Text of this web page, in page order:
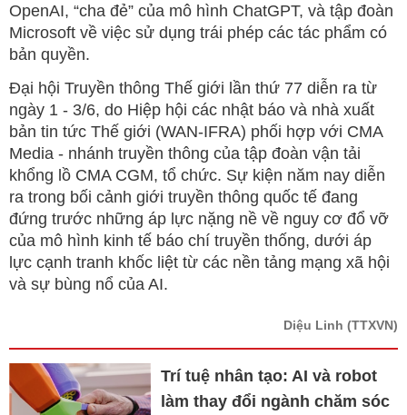
OpenAI, “cha đẻ” của mô hình ChatGPT, và tập đoàn
Microsoft về việc sử dụng trái phép các tác phẩm có
bản quyền.
Đại hội Truyền thông Thế giới lần thứ 77 diễn ra từ
ngày 1 - 3/6, do Hiệp hội các nhật báo và nhà xuất
bản tin tức Thế giới (WAN-IFRA) phối hợp với CMA
Media - nhánh truyền thông của tập đoàn vận tải
khổng lồ CMA CGM, tổ chức. Sự kiện năm nay diễn
ra trong bối cảnh giới truyền thông quốc tế đang
đứng trước những áp lực nặng nề về nguy cơ đổ vỡ
của mô hình kinh tế báo chí truyền thống, dưới áp
lực cạnh tranh khốc liệt từ các nền tảng mạng xã hội
và sự bùng nổ của AI.
Diệu Linh (TTXVN)
Trí tuệ nhân tạo: AI và robot
làm thay đổi ngành chăm sóc